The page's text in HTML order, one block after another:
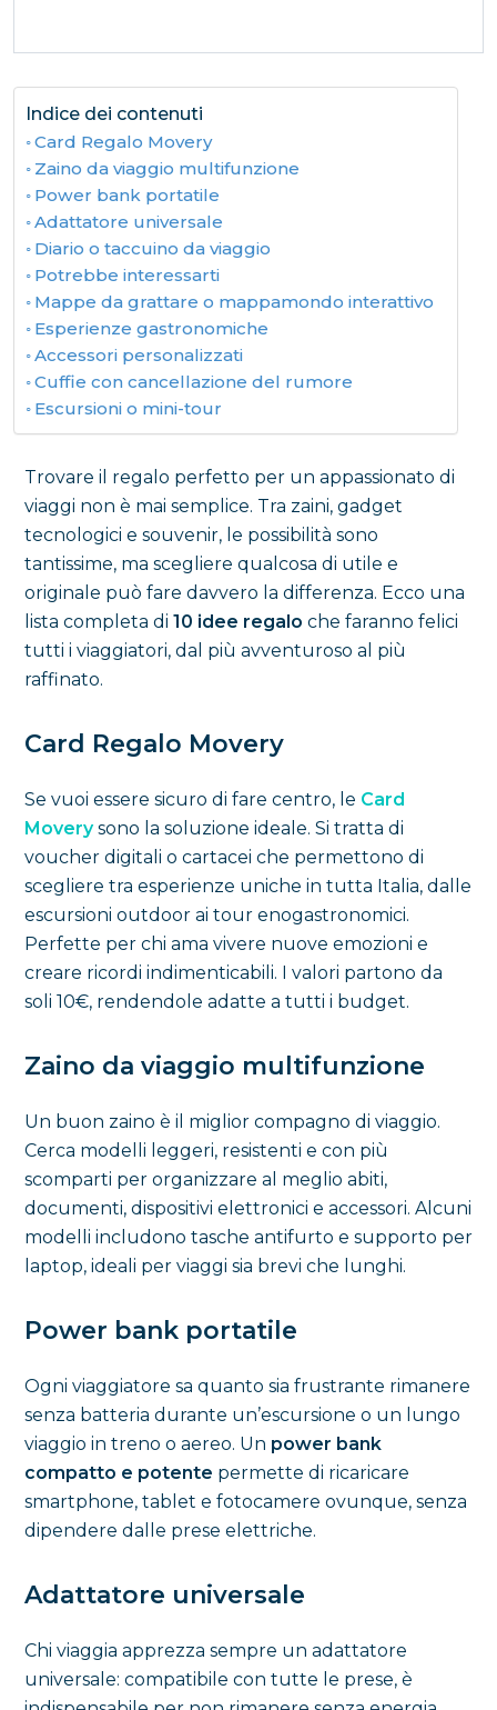
Indice dei contenuti
Card Regalo Movery
Zaino da viaggio multifunzione
Power bank portatile
Adattatore universale
Diario o taccuino da viaggio
Potrebbe interessarti
Mappe da grattare o mappamondo interattivo
Esperienze gastronomiche
Accessori personalizzati
Cuffie con cancellazione del rumore
Escursioni o mini-tour
Trovare il regalo perfetto per un appassionato di
viaggi non è mai semplice. Tra zaini, gadget
tecnologici e souvenir, le possibilità sono
tantissime, ma scegliere qualcosa di utile e
originale può fare davvero la differenza. Ecco una
lista completa di 10 idee regalo che faranno felici
tutti i viaggiatori, dal più avventuroso al più
raffinato.
Card Regalo Movery
Se vuoi essere sicuro di fare centro, le Card
Movery sono la soluzione ideale. Si tratta di
voucher digitali o cartacei che permettono di
scegliere tra esperienze uniche in tutta Italia, dalle
escursioni outdoor ai tour enogastronomici.
Perfette per chi ama vivere nuove emozioni e
creare ricordi indimenticabili. I valori partono da
soli 10€, rendendole adatte a tutti i budget.
Zaino da viaggio multifunzione
Un buon zaino è il miglior compagno di viaggio.
Cerca modelli leggeri, resistenti e con più
scomparti per organizzare al meglio abiti,
documenti, dispositivi elettronici e accessori. Alcuni
modelli includono tasche antifurto e supporto per
laptop, ideali per viaggi sia brevi che lunghi.
Power bank portatile
Ogni viaggiatore sa quanto sia frustrante rimanere
senza batteria durante un’escursione o un lungo
viaggio in treno o aereo. Un power bank
compatto e potente permette di ricaricare
smartphone, tablet e fotocamere ovunque, senza
dipendere dalle prese elettriche.
Adattatore universale
Chi viaggia apprezza sempre un adattatore
universale: compatibile con tutte le prese, è